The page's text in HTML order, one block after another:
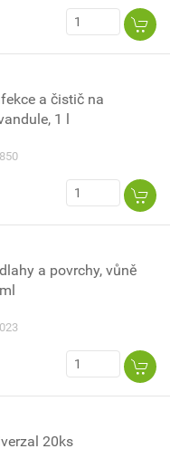
a čistič na
1 l
a povrchy, vůně
20ks